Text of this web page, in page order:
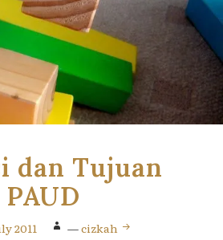
dan Tujuan
PAUD
2011 —cizkah